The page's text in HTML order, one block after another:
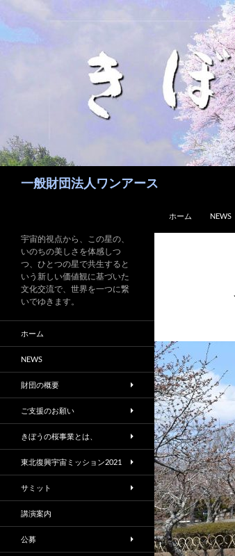
ン
テ
ッ
プ
一般財団法人ワンアース
ホーム NEWS
宇宙的視点から、この星の、
いのちの美しさを体感しつ
つ、ひとつの星で共生すると
いう新しい価値観に基づいた
文化交流で、世界を一つに繋
いでゆきます。
ホーム
NEWS
財団の概要
ご支援のお願い
きぼうの桜事業とは、
東北復興宇宙ミッション2021
サミット
講演案内
公募